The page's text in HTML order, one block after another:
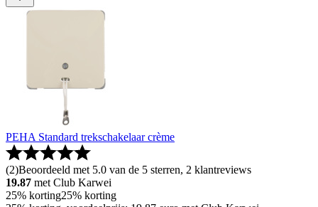
PEHA Standard trekschakelaar crème
(2)Beoordeeld met 5.0 van de 5 sterren, 2 klantreviews
19.87 met Club Karwei
25% korting25% korting